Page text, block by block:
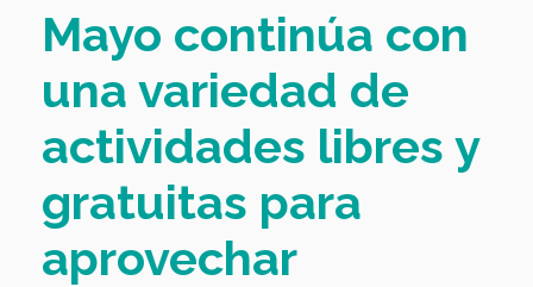
Mayo continúa con
una variedad de
actividades libres y
gratuitas para
aprovechar